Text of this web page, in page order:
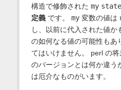
構造で修飾された my state
定義です。 my変数の値は
し、以前に代入された値
の如何なる値の可能性もあ
てはいけません。 perl の
のバージョンとは何か違う
は厄介なものがいます。